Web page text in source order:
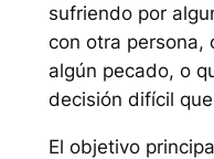
sufriendo por
con otra persona,
algún pecado, o
decisión difícil
El objetivo